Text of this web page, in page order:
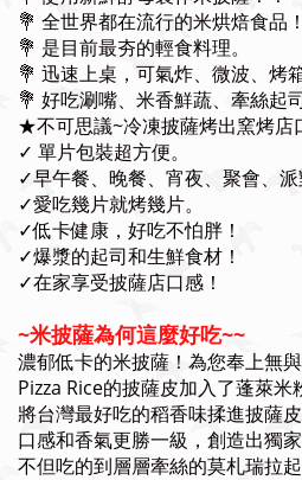
💐 全世界都在流行的米烘焙食品！
💐 是目前最夯的輕食料理。
💐 迅速上桌，可氣炸、微波、烤箱
💐 好吃涮嘴、米香鮮蔬、牽絲起司
★不可思議~冷凍披薩烤出窯烤店
✓ 單片包裝超方便。
✓早午餐、晚餐、宵夜、聚會、派
✓愛吃幾片就烤幾片。
✓低卡健康，好吃不怕胖！
✓爆漿的起司和生鮮食材！
✓在家享受披薩店口感！
~米披薩為何這麼好吃~~
濃郁低卡的米披薩！為您奉上無
Pizza Rice的披薩皮加入了蓬萊米
將台灣最好吃的稻香味揉進披薩皮
口感和香氣更勝一級，創造出獨
不但吃的到層層牽絲的莫札瑞拉起